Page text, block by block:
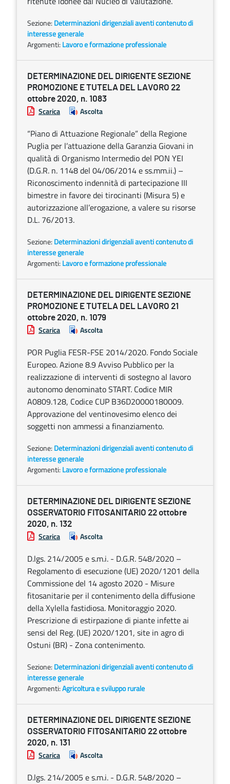
Sezione: Determinazioni dirigenziali aventi contenuto di
interesse generale
Argomenti: Lavoro e formazione professionale
DETERMINAZIONE DEL DIRIGENTE SEZIONE
PROMOZIONE E TUTELA DEL LAVORO 22
ottobre 2020, n. 1083
Scarica Ascolta
“Piano di Attuazione Regionale” della Regione
Puglia per l’attuazione della Garanzia Giovani in
qualità di Organismo Intermedio del PON YEI
(D.G.R. n. 1148 del 04/06/2014 e ss.mm.ii.) –
Riconoscimento indennità di partecipazione III
bimestre in favore dei tirocinanti (Misura 5) e
autorizzazione all’erogazione, a valere su risorse
D.L. 76/2013.
Sezione: Determinazioni dirigenziali aventi contenuto di
interesse generale
Argomenti: Lavoro e formazione professionale
DETERMINAZIONE DEL DIRIGENTE SEZIONE
PROMOZIONE E TUTELA DEL LAVORO 21
ottobre 2020, n. 1079
Scarica Ascolta
POR Puglia FESR-FSE 2014/2020. Fondo Sociale
Europeo. Azione 8.9 Avviso Pubblico per la
realizzazione di interventi di sostegno al lavoro
autonomo denominato START. Codice MIR
A0809.128, Codice CUP B36D20000180009.
Approvazione del ventinovesimo elenco dei
soggetti non ammessi a finanziamento.
Sezione: Determinazioni dirigenziali aventi contenuto di
interesse generale
Argomenti: Lavoro e formazione professionale
DETERMINAZIONE DEL DIRIGENTE SEZIONE
OSSERVATORIO FITOSANITARIO 22 ottobre
2020, n. 132
Scarica Ascolta
D.lgs. 214/2005 e s.m.i. - D.G.R. 548/2020 –
Regolamento di esecuzione (UE) 2020/1201 della
Commissione del 14 agosto 2020 - Misure
fitosanitarie per il contenimento della diffusione
della Xylella fastidiosa. Monitoraggio 2020.
Prescrizione di estirpazione di piante infette ai
sensi del Reg. (UE) 2020/1201, site in agro di
Ostuni (BR) - Zona contenimento.
Sezione: Determinazioni dirigenziali aventi contenuto di
interesse generale
Argomenti:Agricoltura e sviluppo rurale
DETERMINAZIONE DEL DIRIGENTE SEZIONE
OSSERVATORIO FITOSANITARIO 22 ottobre
2020, n. 131
Scarica Ascolta
D.lgs. 214/2005 e s.m.i. - D.G.R. 548/2020 –